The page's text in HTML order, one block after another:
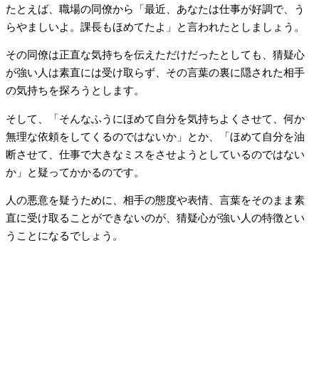
たとえば、職場の同僚から「最近、あなたは仕事が好調で、う
らやましいよ。課長もほめてたよ」と言われたとしましょう。
その同僚は正直な気持ちを伝えただけだったとしても、猜疑心
が強い人は素直には受け取らず、その言葉の裏に隠された相手
の気持ちを探ろうとします。
そして、「そんなふうにほめて自分を気持ちよくさせて、何か
無理な依頼をしてくるのではないか」とか、「ほめて自分を油
断させて、仕事で大きなミスをさせようとしているのではない
か」と疑ってかかるのです。
人の悪意を疑うために、相手の態度や表情、言葉をそのまま素
直に受け取ることができないのが、猜疑心が強い人の特徴とい
うことになるでしょう。